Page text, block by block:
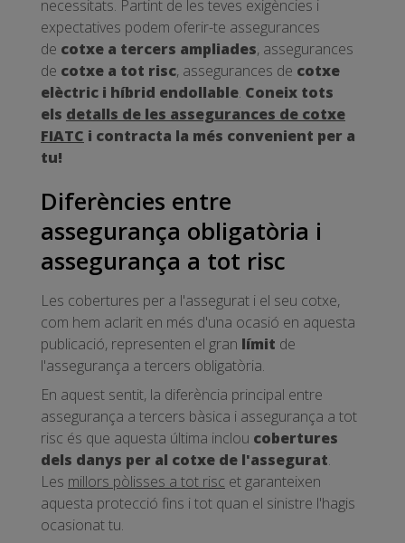
necessitats. Partint de les teves exigències i
expectatives podem oferir-te assegurances
de cotxe a tercers ampliades, assegurances
de cotxe a tot risc, assegurances de cotxe
elèctric i híbrid endollable. Coneix tots
els detalls de les assegurances de cotxe
FIATC i contracta la més convenient per a
tu!
Diferències entre
assegurança obligatòria i
assegurança a tot risc
Les cobertures per a l'assegurat i el seu cotxe,
com hem aclarit en més d'una ocasió en aquesta
publicació, representen el gran límit de
l'assegurança a tercers obligatòria.
En aquest sentit, la diferència principal entre
assegurança a tercers bàsica i assegurança a tot
risc és que aquesta última inclou cobertures
dels danys per al cotxe de l'assegurat.
Les millors pòlisses a tot risc et garanteixen
aquesta protecció fins i tot quan el sinistre l'hagis
ocasionat tu.